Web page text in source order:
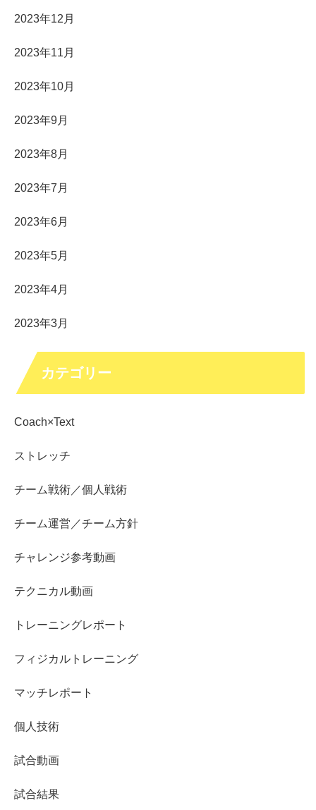
2023年12月
2023年11月
2023年10月
2023年9月
2023年8月
2023年7月
2023年6月
2023年5月
2023年4月
2023年3月
カテゴリー
Coach×Text
ストレッチ
チーム戦術／個人戦術
チーム運営／チーム方針
チャレンジ参考動画
テクニカル動画
トレーニングレポート
フィジカルトレーニング
マッチレポート
個人技術
試合動画
試合結果